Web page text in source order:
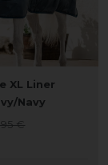
XL Liner
Navy
€